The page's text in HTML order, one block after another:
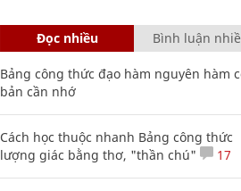
Đọc nhiều Bình luận
Bảng công thức đạo hàm nguyên hàm
bản cần nhớ
Cách học thuộc nhanh Bảng công thức
lượng giác bằng thơ, "thần chú"
17